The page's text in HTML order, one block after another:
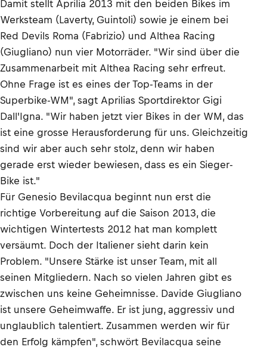
Damit stellt Aprilia 2013 mit den beiden Bikes im
Werksteam (Laverty, Guintoli) sowie je einem bei
Red Devils Roma (Fabrizio) und Althea Racing
(Giugliano) nun vier Motorräder. "Wir sind über die
Zusammenarbeit mit Althea Racing sehr erfreut.
Ohne Frage ist es eines der Top-Teams in der
Superbike-WM", sagt Aprilias Sportdirektor Gigi
Dall'Igna. "Wir haben jetzt vier Bikes in der WM, das
ist eine grosse Herausforderung für uns. Gleichzeitig
sind wir aber auch sehr stolz, denn wir haben
gerade erst wieder bewiesen, dass es ein Sieger-
Bike ist."
Für Genesio Bevilacqua beginnt nun erst die
richtige Vorbereitung auf die Saison 2013, die
wichtigen Wintertests 2012 hat man komplett
versäumt. Doch der Italiener sieht darin kein
Problem. "Unsere Stärke ist unser Team, mit all
seinen Mitgliedern. Nach so vielen Jahren gibt es
zwischen uns keine Geheimnisse. Davide Giugliano
ist unsere Geheimwaffe. Er ist jung, aggressiv und
unglaublich talentiert. Zusammen werden wir für
den Erfolg kämpfen", schwört Bevilacqua seine